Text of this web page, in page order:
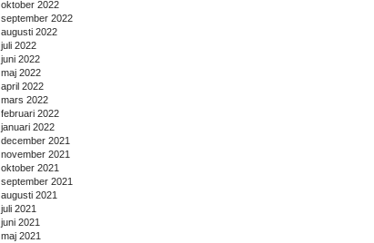
oktober 2022
september 2022
augusti 2022
juli 2022
juni 2022
maj 2022
april 2022
mars 2022
februari 2022
januari 2022
december 2021
november 2021
oktober 2021
september 2021
augusti 2021
juli 2021
juni 2021
maj 2021